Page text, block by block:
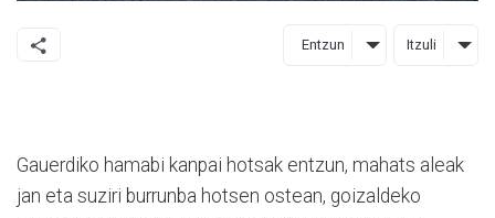
Entzun Itzuli
Gauerdiko hamabi kanpai hotsak entzun, mahats aleak
jan eta suziri burrunba hotsen ostean, goizaldeko